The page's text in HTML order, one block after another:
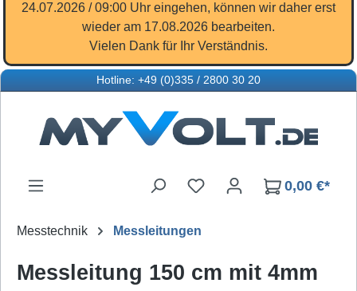
24.07.2026 / 09:00 Uhr eingehen, können wir daher erst
wieder am 17.08.2026 bearbeiten.
Vielen Dank für Ihr Verständnis.
Hotline: +49 (0)335 / 2800 30 20
Du hast 0 Produkte auf
0,00 €*
Messtechnik Messleitungen
Messleitung 150 cm mit 4mm